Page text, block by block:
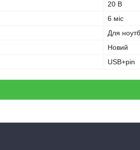
20 В
6 міс
Для
Новий
USB+pin